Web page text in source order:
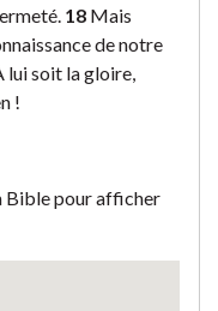
18 Mais
de notre
lui soit la gloire,
!
Bible pour afficher